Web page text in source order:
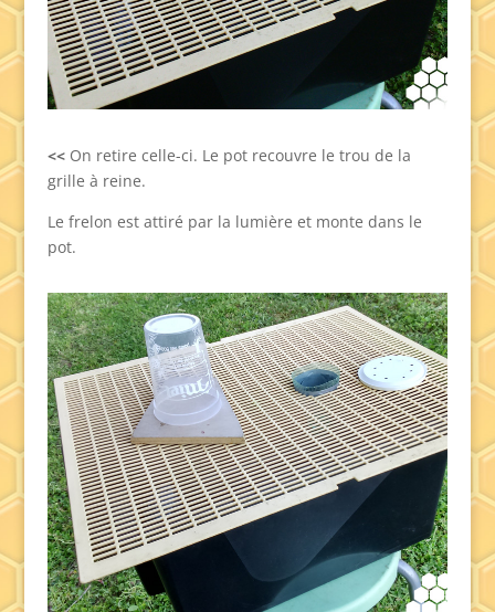
<<On retire celle-ci. Le pot recouvre le trou de la
grille à reine.
Le frelon est attiré par la lumière et monte dans le
pot.